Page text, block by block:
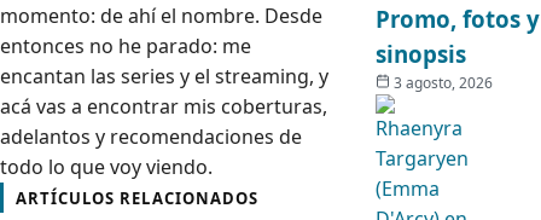
momento: de ahí el nombre. Desde
entonces no he parado: me
encantan las series y el streaming, y
acá vas a encontrar mis coberturas,
adelantos y recomendaciones de
todo lo que voy viendo.
ARTÍCULOS RELACIONADOS
Promo, fotos y
sinopsis
3 agosto, 2026